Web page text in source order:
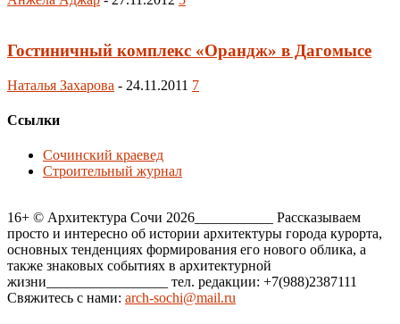
Гостиничный комплекс «Орандж» в Дагомысе
Наталья Захарова - 24.11.2011 7
Ссылки
Сочинский краевед
Строительный журнал
16+ © Архитектура Сочи 2026___________ Рассказываем
просто и интересно об истории архитектуры города курорта,
основных тенденциях формирования его нового облика, а
также знаковых событиях в архитектурной
жизни_________________ тел. редакции: +7(988)2387111
Свяжитесь с нами: arch-sochi@mail.ru